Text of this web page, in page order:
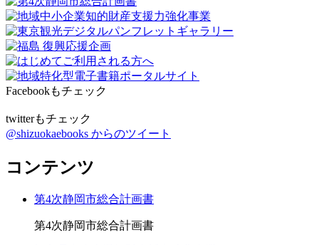
Facebookもチェック
twitterもチェック
@shizuokaebooks からのツイート
コンテンツ
第4次静岡市総合計画書
第4次静岡市総合計画書